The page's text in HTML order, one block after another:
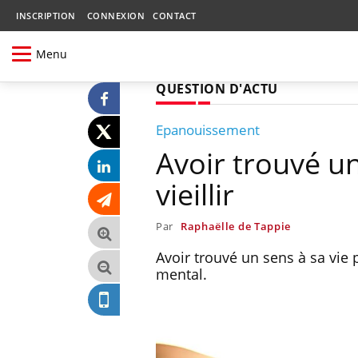
INSCRIPTION CONNEXION CONTACT
Menu
QUESTION D'ACTU
Epanouissement
Avoir trouvé
vieillir
Par Raphaëlle de Tappie
Avoir trouvé un sens à sa
mental.